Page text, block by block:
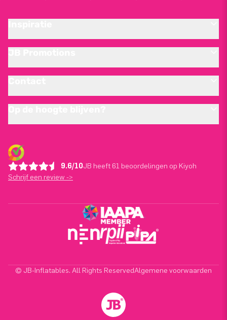
9.6/10JB heeft 61 beoordelingen op Kiyoh
Schrijf een review ->
© JB-Inflatables. All Rights ReservedAlgemene voorwaarden